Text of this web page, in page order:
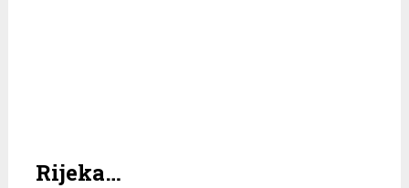
Rijeka…